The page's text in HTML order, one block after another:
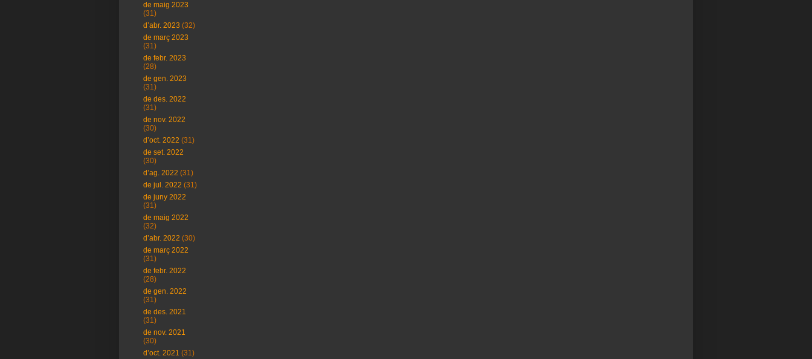
de maig 2023
(31)
d’abr. 2023 (32)
de març 2023
(31)
de febr. 2023
(28)
de gen. 2023
(31)
de des. 2022
(31)
de nov. 2022
(30)
d’oct. 2022 (31)
de set. 2022
(30)
d’ag. 2022 (31)
de jul. 2022 (31)
de juny 2022
(31)
de maig 2022
(32)
d’abr. 2022 (30)
de març 2022
(31)
de febr. 2022
(28)
de gen. 2022
(31)
de des. 2021
(31)
de nov. 2021
(30)
d’oct. 2021 (31)